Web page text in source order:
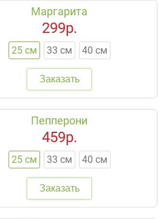
Маргарита
25 см 33 см 40 см
299р.
Заказать
Пепперони
25 см 33 см 40 см
459р.
Заказать